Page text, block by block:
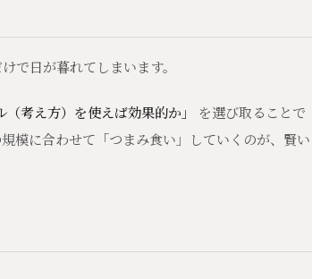
で日が暮れてしまいます。
考え方）を使えば効果的か」
を選び取ることで
模に合わせて「つまみ食い」していくのが、賢い